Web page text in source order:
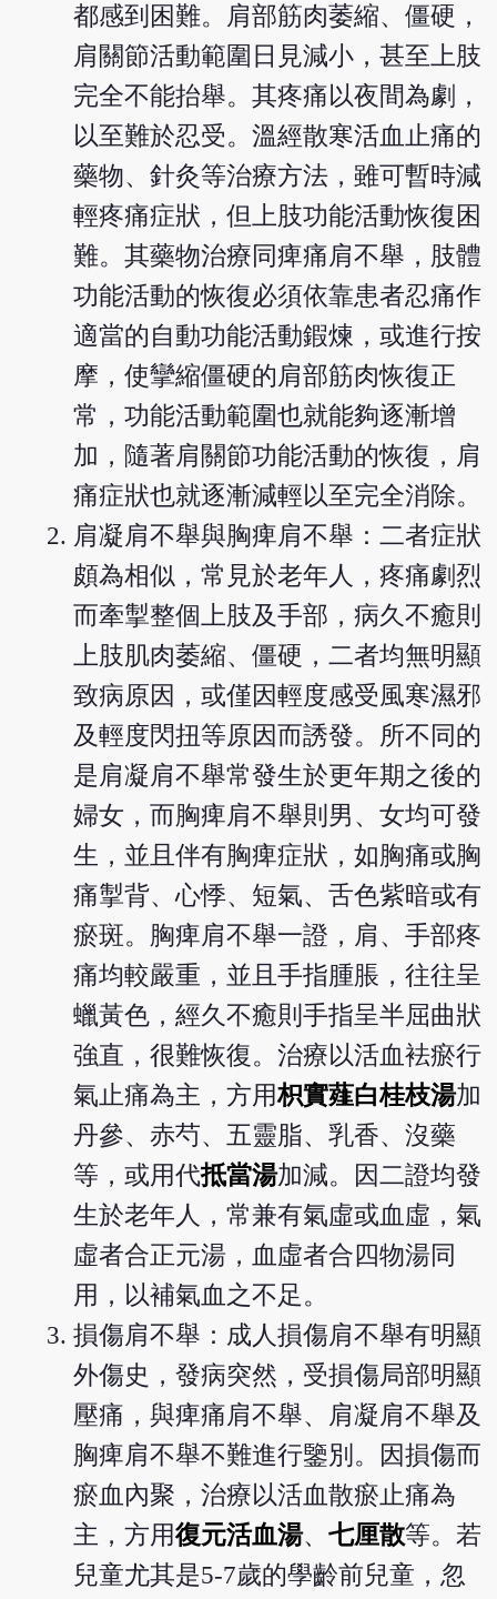
都感到困難。肩部筋肉萎縮、僵硬，
肩關節活動範圍日見減小，甚至上肢
完全不能抬舉。其疼痛以夜間為劇，
以至難於忍受。溫經散寒活血止痛的
藥物、針灸等治療方法，雖可暫時減
輕疼痛症狀，但上肢功能活動恢復困
難。其藥物治療同痺痛肩不舉，肢體
功能活動的恢復必須依靠患者忍痛作
適當的自動功能活動鍜煉，或進行按
摩，使攣縮僵硬的肩部筋肉恢復正
常，功能活動範圍也就能夠逐漸增
加，隨著肩關節功能活動的恢復，肩
痛症狀也就逐漸減輕以至完全消除。
肩凝肩不舉與胸痺肩不舉：二者症狀
頗為相似，常見於老年人，疼痛劇烈
而牽掣整個上肢及手部，病久不癒則
上肢肌肉萎縮、僵硬，二者均無明顯
致病原因，或僅因輕度感受風寒濕邪
及輕度閃扭等原因而誘發。所不同的
是肩凝肩不舉常發生於更年期之後的
婦女，而胸痺肩不舉則男、女均可發
生，並且伴有胸痺症狀，如胸痛或胸
痛掣背、心悸、短氣、舌色紫暗或有
瘀斑。胸痺肩不舉一證，肩、手部疼
痛均較嚴重，並且手指腫脹，往往呈
蠟黃色，經久不癒則手指呈半屈曲狀
強直，很難恢復。治療以活血袪瘀行
氣止痛為主，方用枳實薤白桂枝湯加
丹參、赤芍、五靈脂、乳香、沒藥
等，或用代抵當湯加減。因二證均發
生於老年人，常兼有氣虛或血虛，氣
虛者合正元湯，血虛者合四物湯同
用，以補氣血之不足。
損傷肩不舉：成人損傷肩不舉有明顯
外傷史，發病突然，受損傷局部明顯
壓痛，與痺痛肩不舉、肩凝肩不舉及
胸痺肩不舉不難進行鑒別。因損傷而
瘀血內聚，治療以活血散瘀止痛為
主，方用復元活血湯、七厘散等。若
兒童尤其是5-7歲的學齡前兒童，忽